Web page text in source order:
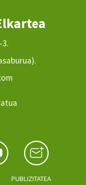
3.
PUBLIZITATEA